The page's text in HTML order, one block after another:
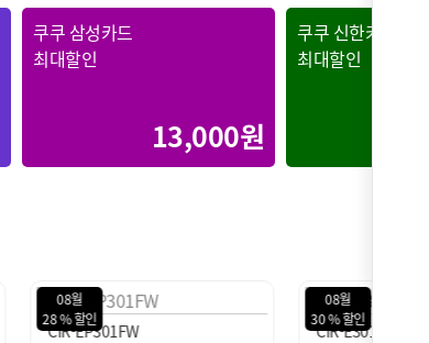
쿠쿠 삼성카드
최대할인
13,000원
쿠쿠 신한카드
최대할인
08월
30 % 할인
CIR-E301FW
08월
28 % 할인
CIR-EP301FW